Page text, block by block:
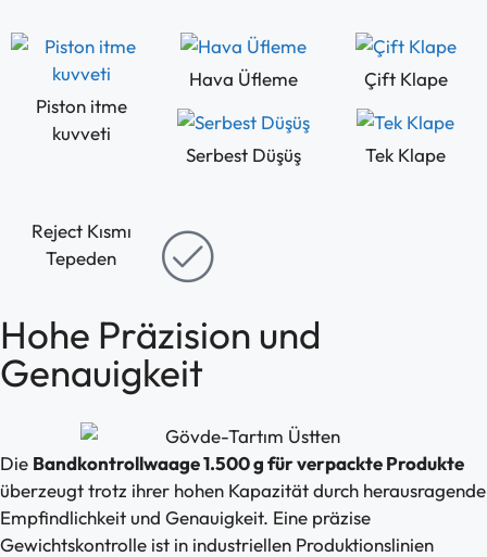
Piston itme
kuvveti
Hava Üfleme Çift Klape
Serbest Düşüş Tek Klape
Reject Kısmı
Tepeden
Hohe Präzision und
Genauigkeit
Die Bandkontrollwaage 1.500 g für verpackte Produkte
überzeugt trotz ihrer hohen Kapazität durch herausragende
Empfindlichkeit und Genauigkeit. Eine präzise
Gewichtskontrolle ist in industriellen Produktionslinien